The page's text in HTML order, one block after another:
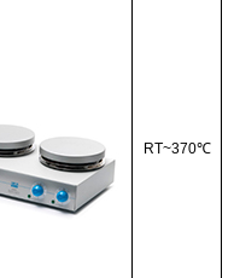
RT~370℃